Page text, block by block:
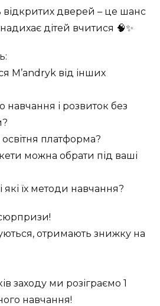
дверей – це шанс
дітей вчитися 🧠✨
M’andryk від інших
і розвиток без
платформа?
можна обрати під ваші
які їх методи навчання?
отримають знижку на
заходу ми розіграємо 1
навчання!